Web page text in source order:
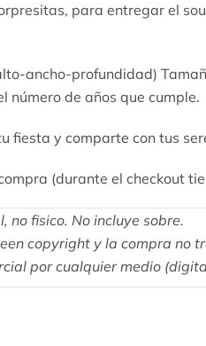
para entregar el
ancho-profundidad)
de años que cumple.
fiesta y comparte con tus
(durante el checkout
fisico. No incluye sobre.
copyright y la compra no
por cualquier medio